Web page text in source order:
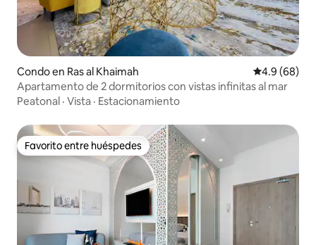
Condo en Ras al Khaimah Calificación
4.9 (68)
Apartamento de 2 dormitorios con vistas infinitas al mar
Peatonal · Vista · Estacionamiento
Favorito entre huéspedes
Favorito entre huéspedes